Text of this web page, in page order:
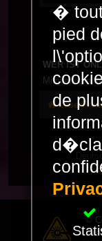
WER IST
Mitglieder in
Powered
©
�
pied
de